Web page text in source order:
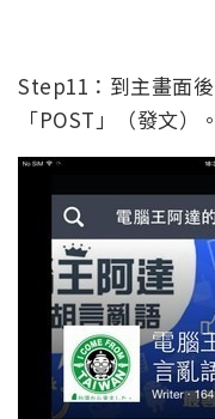
Step11：到主畫面
「POST」（發文）。